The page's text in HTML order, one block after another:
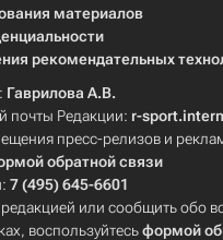
материалов
рекомендательных
Гаврилова А.В.
почты Редакции: r-
пресс-релизов и
обратной связи
7 (495) 645-6601
или сообщить обо
воспользуйтесьформой